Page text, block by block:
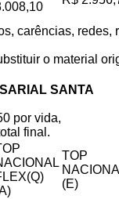
carências,
o material
SANTA
por vida,
final.
TOP
(E)